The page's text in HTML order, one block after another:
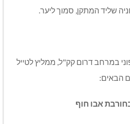
שליד המתקן, סמוך ליער.
במרחב דרום קק"ל, ממליץ לטייל
הבאים:
אבו חוף